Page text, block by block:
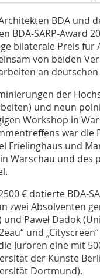
BDA und
BDA-SARP-Award
bilaterale Preis
von beiden
an
der
und neun
Workshop in
war
Frielinghaus und
Warschau und
€ dotierte BDA-
zwei Absolventen
Paweł Dadok
und
Juroren eine mit
der Künste
Dortmund).